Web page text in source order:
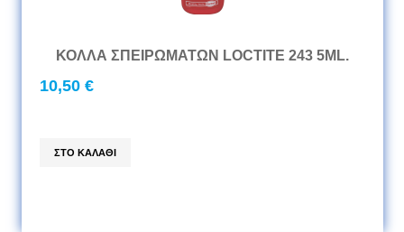
ΚΟΛΛΑ ΣΠΕΙΡΩΜΑΤΩΝ LOCTITE 243 5ML.
10,50 €